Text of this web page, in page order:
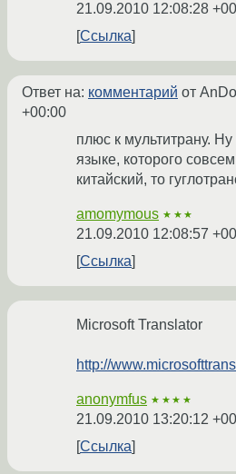
21.09.2010 12:08:28
Ссылка
Ответ на: комментарий от
+00:00
плюс к мультитрану. Ну
языке, которого
китайский, то
amomymous ★★★
21.09.2010 12:08:57
Ссылка
Microsoft Translator
http://
anonymfus ★★★★
21.09.2010 13:20:12
Ссылка